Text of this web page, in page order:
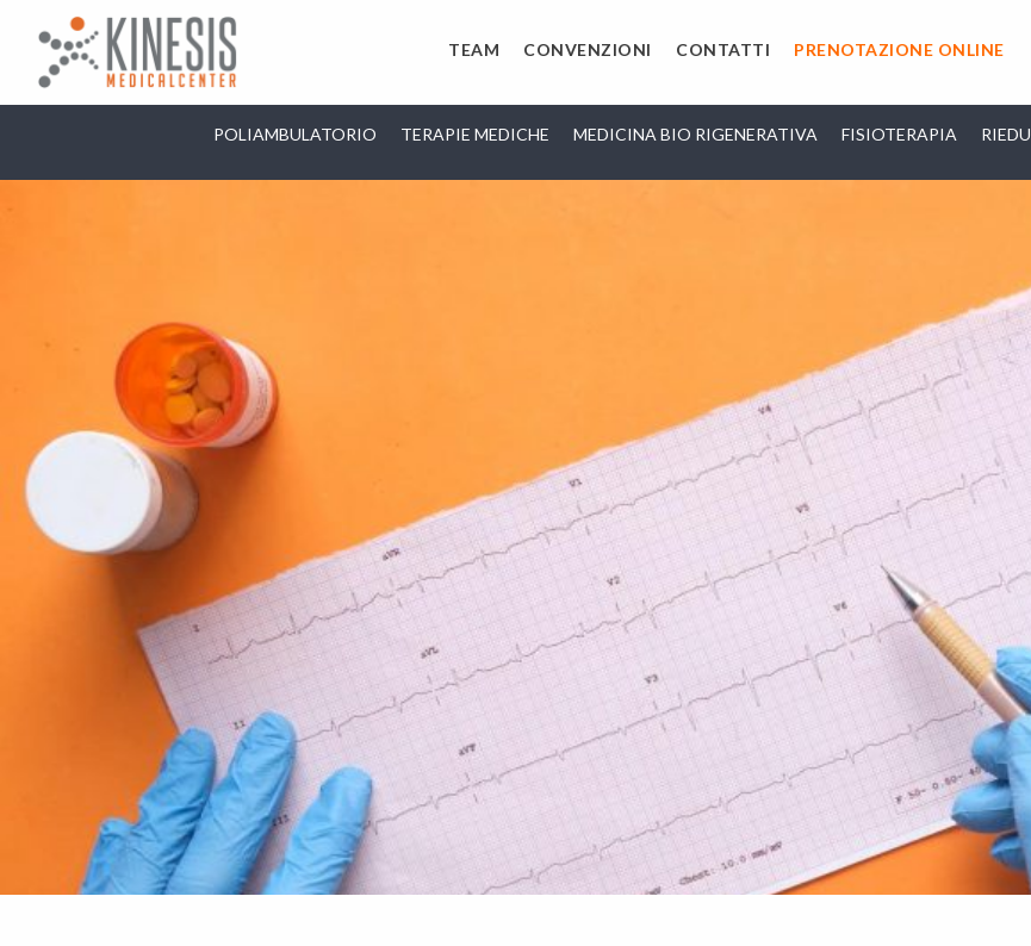
TEAM CONVENZIONI CONTATTI PRENOTAZIONE ONLINE
POLIAMBULATORIO TERAPIE MEDICHE MEDICINA BIO RIGENERATIVA FISIOTERAPIA